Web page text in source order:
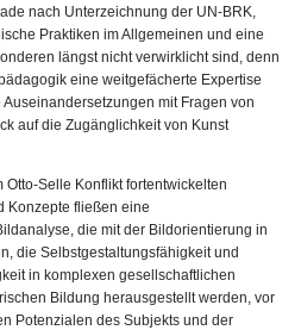
nach Unterzeichnung der UN-BRK,
Praktiken im Allgemeinen und eine
längst nicht verwirklicht sind, denn
eine weitgefächerte Expertise
mit Fragen von
auf die Zugänglichkeit von Kunst
Otto-Selle Konflikt fortentwickelten
Konzepte fließen eine
die mit der Bildorientierung in
die Selbstgestaltungsfähigkeit und
in komplexen gesellschaftlichen
Bildung herausgestellt werden, vor
Potenzialen des Subjekts und der